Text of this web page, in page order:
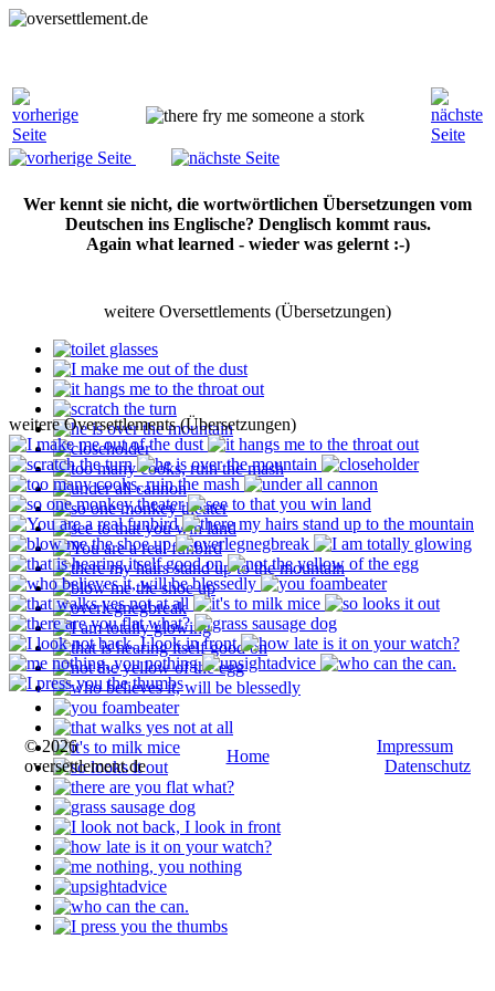
Wer kennt sie nicht, die wortwörtlichen Übersetzungen vom
Deutschen ins Englische? Denglisch kommt raus.
Again what learned - wieder was gelernt :-)
weitere Oversettlements (Übersetzungen)
weitere Oversettlements (Übersetzungen)
© 2026
oversettlement.de
Home
Impressum
Datenschutz